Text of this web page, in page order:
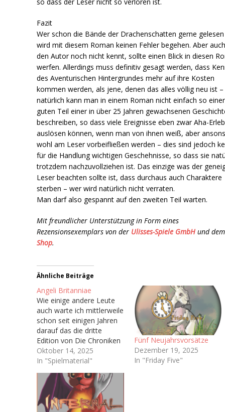
Fazit
Wer schon die Bände der Drachenschatten gerne
wird mit diesem Roman keinen Fehler begehen. Aber
den Autor noch nicht kennt, sollte einen Blick in diesen
werfen. Allerdings muss definitiv gesagt werden, dass
des Aventurischen Hintergrundes mehr auf ihre Kosten
kommen werden, als jene, denen das alles völlig neu ist
natürlich kann man in einem Roman nicht einfach so
guten Teil einer in über 25 Jahren gewachsenen
beschreiben, so dass viele Ereignisse eben zwar Aha-
auslösen können, wenn man von ihnen weiß, aber
wohl am Leser vorbeifließen werden – dies sind jedoch
für die Handlung wichtigen Geschehnisse, so dass sie
trotzdem nachzuvollziehen ist. Das einzige was der
Leser beachten sollte ist, dass durchaus auch Charaktere
sterben – wer wird natürlich nicht verraten.
Man darf also gespannt auf den zweiten Teil warten.
Mit freundlicher Unterstützung in Form eines
Rezensionsexemplars von der Ulisses-Spiele GmbH und
Shop.
Ähnliche Beiträge
Angeli Britanniae
Wie einige andere Leute
auch warte ich mittlerweile
schon seit einigen Jahren
darauf das die dritte
Edition von Die Chroniken
der Engel (Vulgo: Engel),
welche ja irgendwann bald
erblicken soll. Hoffentlich.
Immerhin haben wir ja
schon ein Playtest-
Oktober 14, 2025
In "Spielmaterial"
Fünf Neujahrsvorsätze
Dezember 19, 2025
In "Friday Five"